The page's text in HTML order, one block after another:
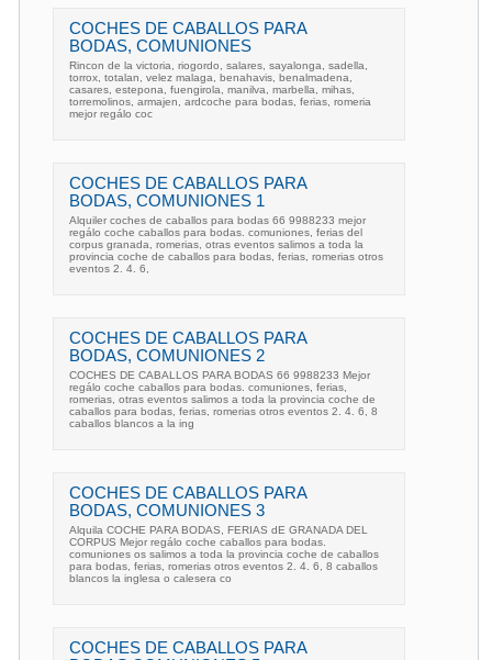
COCHES DE CABALLOS PARA
BODAS, COMUNIONES
Rincon de la victoria, riogordo, salares, sayalonga, sadella,
torrox, totalan, velez malaga, benahavis, benalmadena,
casares, estepona, fuengirola, manilva, marbella, mihas,
torremolinos, armajen, ardcoche para bodas, ferias, romeria
mejor regálo coc
COCHES DE CABALLOS PARA
BODAS, COMUNIONES 1
Alquiler coches de caballos para bodas 66 9988233 mejor
regálo coche caballos para bodas. comuniones, ferias del
corpus granada, romerias, otras eventos salimos a toda la
provincia coche de caballos para bodas, ferias, romerias otros
eventos 2. 4. 6,
COCHES DE CABALLOS PARA
BODAS, COMUNIONES 2
COCHES DE CABALLOS PARA BODAS 66 9988233 Mejor
regálo coche caballos para bodas. comuniones, ferias,
romerias, otras eventos salimos a toda la provincia coche de
caballos para bodas, ferias, romerias otros eventos 2. 4. 6, 8
caballos blancos a la ing
COCHES DE CABALLOS PARA
BODAS, COMUNIONES 3
Alquila COCHE PARA BODAS, FERIAS dE GRANADA DEL
CORPUS Mejor regálo coche caballos para bodas.
comuniones os salimos a toda la provincia coche de caballos
para bodas, ferias, romerias otros eventos 2. 4. 6, 8 caballos
blancos la inglesa o calesera co
COCHES DE CABALLOS PARA